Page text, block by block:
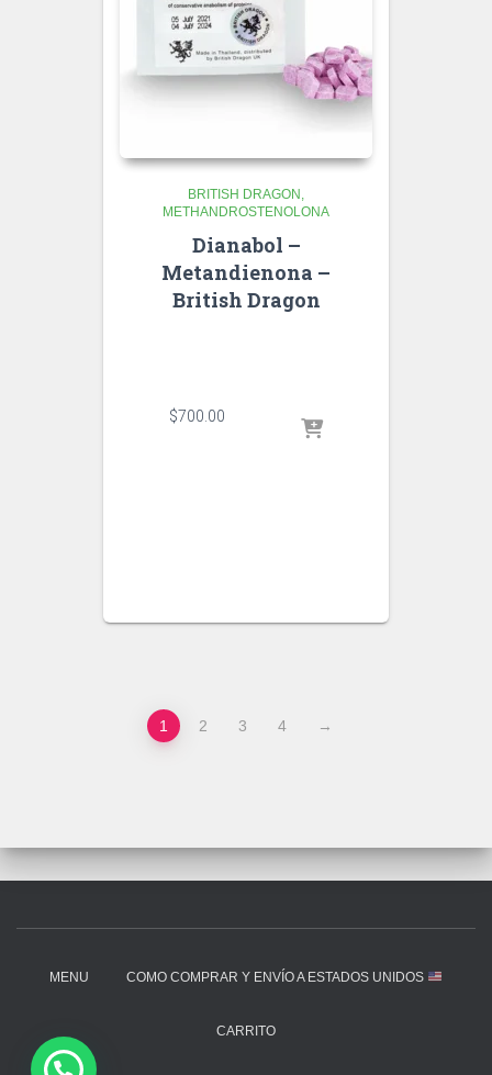
BRITISH DRAGON
METHANDROSTENOLONA
Dianabol –
Metandienona –
British Dragon
$700.00
1 2 3 4 →
MENU COMO COMPRAR Y ENVÍO A ESTADOS UNIDOS
CARRITO